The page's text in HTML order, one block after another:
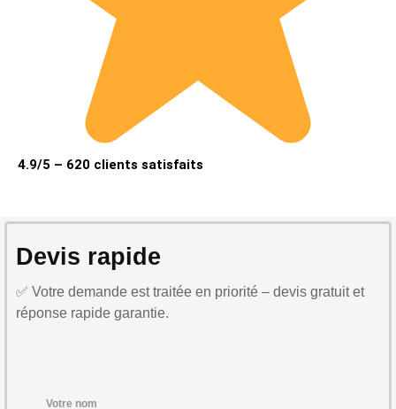
4.9/5 – 620 clients satisfaits
Devis rapide
✅ Votre demande est traitée en priorité – devis gratuit et
réponse rapide garantie.
Votre nom